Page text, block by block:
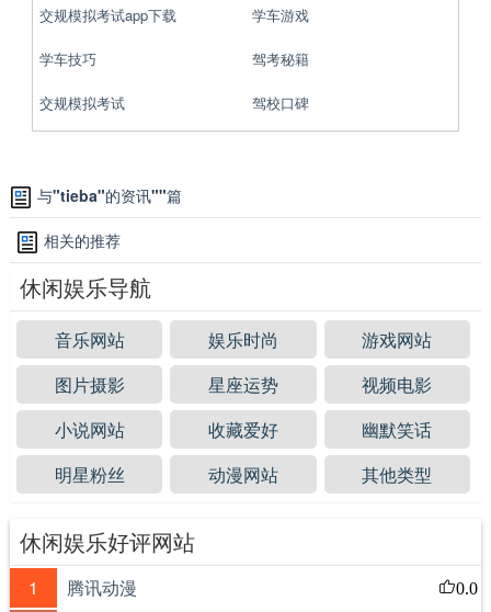
交规模拟考试app下载 学车游戏
学车技巧 驾考秘籍
交规模拟考试 驾校口碑
驾校查询
学车网
考驾照
与"tieba"的资讯""篇
相关的推荐
休闲娱乐导航
音乐网站 娱乐时尚
游戏网站
图片摄影
星座运势
视频电影
小说网站
收藏爱好
幽默笑话
明星粉丝
动漫网站 其他类型
休闲娱乐好评网站
1 腾讯动漫 0.0